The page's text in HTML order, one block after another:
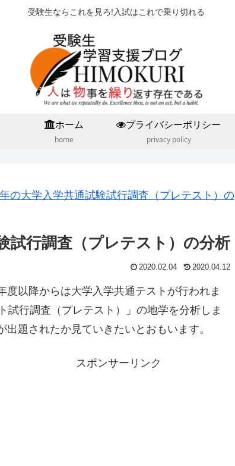
受験生ならこれを見ろ!入試はこれで乗り切れる
ホーム
home
プライバシーポリシー
privacy policy
の大学入学共通試験試行調査（プレテスト）の
試行調査（プレテスト）の分析
2020.02.04 2020.04.12
以降からは大学入学共通テストが行われま
行調査（プレテスト）」の地学を分析しま
題されたか見ていきたいとおもいます。
スポンサーリンク